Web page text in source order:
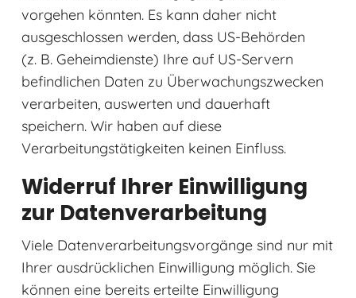
vorgehen könnten. Es kann daher nicht
ausgeschlossen werden, dass US-Behörden
(z. B. Geheimdienste) Ihre auf US-Servern
befindlichen Daten zu Überwachungszwecken
verarbeiten, auswerten und dauerhaft
speichern. Wir haben auf diese
Verarbeitungstätigkeiten keinen Einfluss.
Widerruf Ihrer Einwilligung
zur Datenverarbeitung
Viele Datenverarbeitungsvorgänge sind nur mit
Ihrer ausdrücklichen Einwilligung möglich. Sie
können eine bereits erteilte Einwilligung